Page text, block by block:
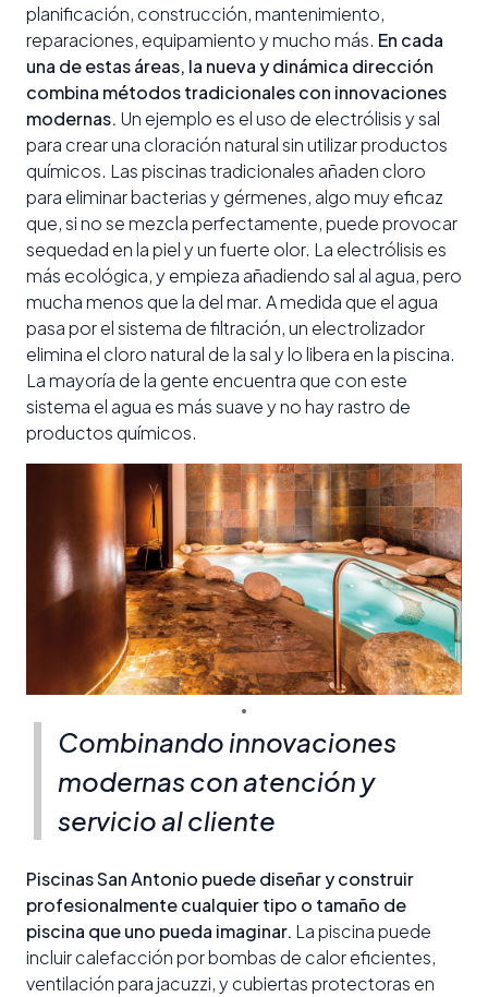
planificación, construcción, mantenimiento,
reparaciones, equipamiento y mucho más. En cada
una de estas áreas, la nueva y dinámica dirección
combina métodos tradicionales con innovaciones
modernas. Un ejemplo es el uso de electrólisis y sal
para crear una cloración natural sin utilizar productos
químicos. Las piscinas tradicionales añaden cloro
para eliminar bacterias y gérmenes, algo muy eficaz
que, si no se mezcla perfectamente, puede provocar
sequedad en la piel y un fuerte olor. La electrólisis es
más ecológica, y empieza añadiendo sal al agua, pero
mucha menos que la del mar. A medida que el agua
pasa por el sistema de filtración, un electrolizador
elimina el cloro natural de la sal y lo libera en la piscina.
La mayoría de la gente encuentra que con este
sistema el agua es más suave y no hay rastro de
productos químicos.
Combinando innovaciones
modernas con atención y
servicio al cliente
Piscinas San Antonio puede diseñar y construir
profesionalmente cualquier tipo o tamaño de
piscina que uno pueda imaginar. La piscina puede
incluir calefacción por bombas de calor eficientes,
ventilación para jacuzzi, y cubiertas protectoras en